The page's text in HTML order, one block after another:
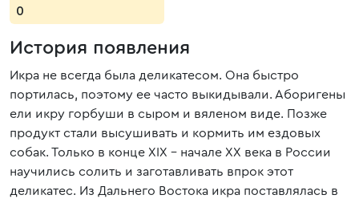
0
История появления
Икра не всегда была деликатесом. Она быстро
портилась, поэтому ее часто выкидывали. Аборигены
ели икру горбуши в сыром и вяленом виде. Позже
продукт стали высушивать и кормить им ездовых
собак. Только в конце ХIХ – начале ХХ века в России
научились солить и заготавливать впрок этот
деликатес. Из Дальнего Востока икра поставлялась в